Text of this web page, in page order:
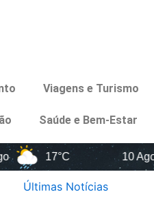
Viagens e Turismo
Saúde e Bem-Estar
17°C 10 Ago
Últimas Notícias